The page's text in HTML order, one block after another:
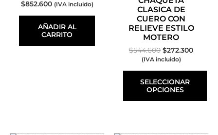
$852.600 (IVA incluido)
AÑADIR AL
CARRITO
CLASICA DE
CUERO CON
RELIEVE ESTILO
MOTERO
$544.600 $272.300
(IVA incluido)
SELECCIONAR
OPCIONES
se
pueden
elegir
en
la
página
de
producto